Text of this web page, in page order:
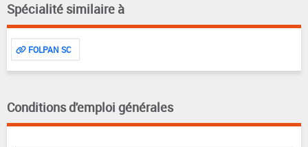
Spécialité similaire à
FOLPAN SC
Conditions d'emploi générales